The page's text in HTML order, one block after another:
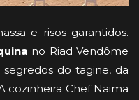
e risos garantidos.
no Riad Vendôme
do tagine, da
cozinheira Chef Naima